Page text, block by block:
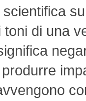
scientifica
toni di una